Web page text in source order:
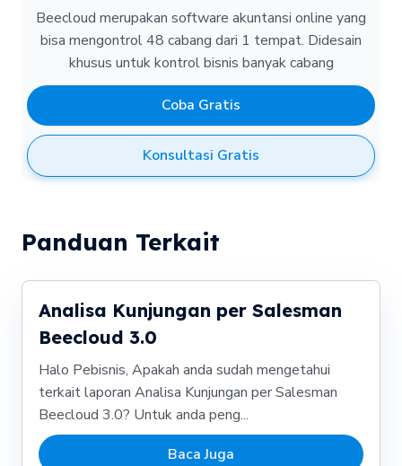
Beecloud merupakan software akuntansi online yang
bisa mengontrol 48 cabang dari 1 tempat. Didesain
khusus untuk kontrol bisnis banyak cabang
Coba Gratis
Konsultasi Gratis
Panduan Terkait
Analisa Kunjungan per Salesman
Beecloud 3.0
Halo Pebisnis, Apakah anda sudah mengetahui
terkait laporan Analisa Kunjungan per Salesman
Beecloud 3.0? Untuk anda peng...
Baca Juga